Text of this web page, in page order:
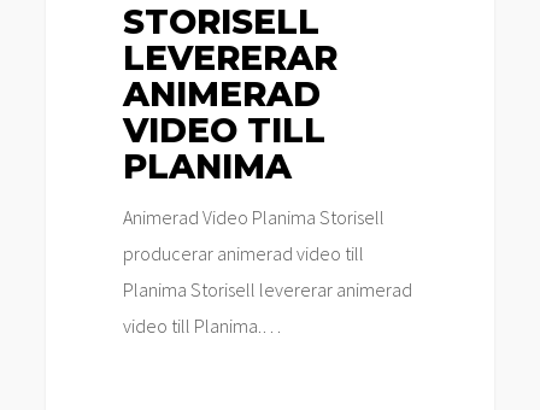
STORISELL
LEVERERAR
ANIMERAD
VIDEO TILL
PLANIMA
Animerad Video Planima Storisell
producerar animerad video till
Planima Storisell levererar animerad
video till Planima.…